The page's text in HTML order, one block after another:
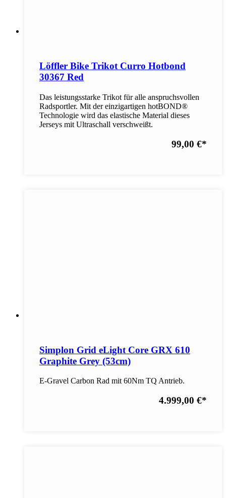
Löffler Bike Trikot Curro Hotbond
30367 Red
Das leistungsstarke Trikot für alle anspruchsvollen
Radsportler. Mit der einzigartigen hotBOND®
Technologie wird das elastische Material dieses
Jerseys mit Ultraschall verschweißt.
99,00 €*
Simplon Grid eLight Core GRX 610
Graphite Grey (53cm)
E-Gravel Carbon Rad mit 60Nm TQ Antrieb.
4.999,00 €*